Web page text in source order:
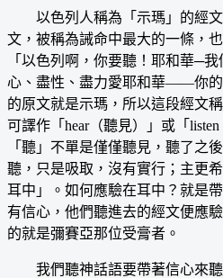
以色列人稱為「示瑪」的經文
文，被稱為誡命中最大的一條，
「以色列啊，你要聽！耶和華─
心、盡性、盡力愛耶和華——你的
的原文就是示瑪，所以這段經文
可譯作「hear（聽見）」或「
「聽」不單是僅僅聽見，聽了之
聽，只是吸取，沒有實行；主更
耳中」。如何應驗在耳中？就是
有信心，他們聽進去的經文便應
的就是彌賽亞那位受膏者。
我們聽神話語要帶著信心來聽